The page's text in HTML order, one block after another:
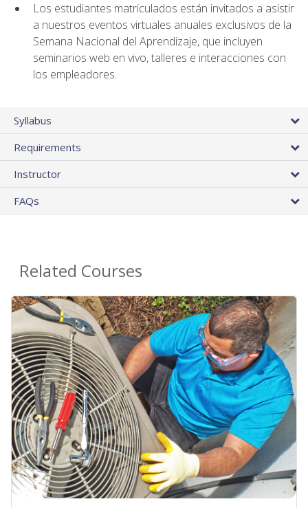
Los estudiantes matriculados están invitados a asistir
a nuestros eventos virtuales anuales exclusivos de la
Semana Nacional del Aprendizaje, que incluyen
seminarios web en vivo, talleres e interacciones con
los empleadores.
Syllabus
Requirements
Instructor
FAQs
Related Courses